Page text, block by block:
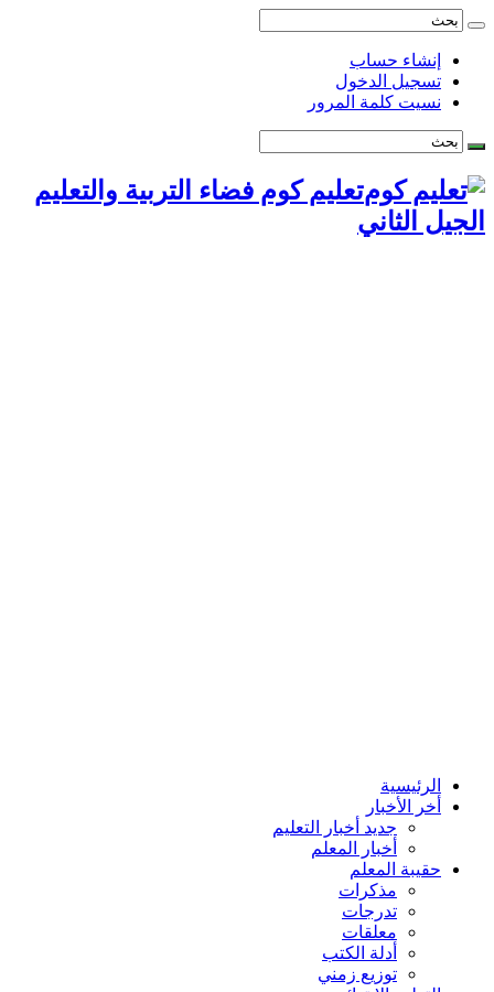
إنشاء حساب
تسجيل الدخول
نسيت كلمة المرور
تعليم كوم فضاء التربية والتعليم
الجيل الثاني
الرئيسية
أخر الأخبار
جديد أخبار التعليم
أخبار المعلم
حقيبة المعلم
مذكرات
تدرجات
معلقات
أدلة الكتب
توزيع زمني